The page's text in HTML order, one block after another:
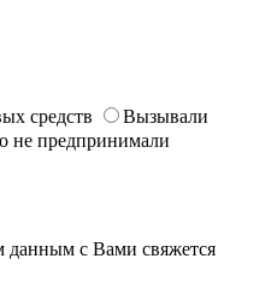
средств
Вызывали
не предпринимали
данным с Вами свяжется